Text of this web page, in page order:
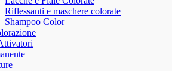
Riflessanti e maschere colorate
Shampoo Color